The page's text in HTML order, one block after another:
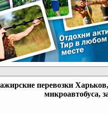
перевозки
микроавтобуса,